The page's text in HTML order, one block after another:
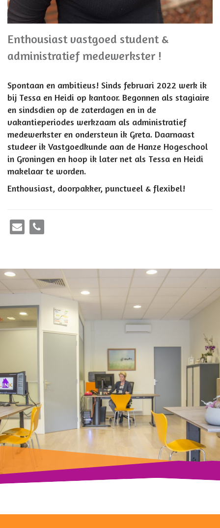
Enthousiast vastgoed student &
administratief medewerkster !
Spontaan en ambitieus! Sinds februari 2022 werk ik
bij Tessa en Heidi op kantoor. Begonnen als stagiaire
en sindsdien op de zaterdagen en in de
vakantieperiodes werkzaam als administratief
medewerkster en ondersteun ik Greta. Daarnaast
studeer ik Vastgoedkunde aan de Hanze Hogeschool
in Groningen en hoop ik later net als Tessa en Heidi
makelaar te worden.
Enthousiast, doorpakker, punctueel & flexibel!